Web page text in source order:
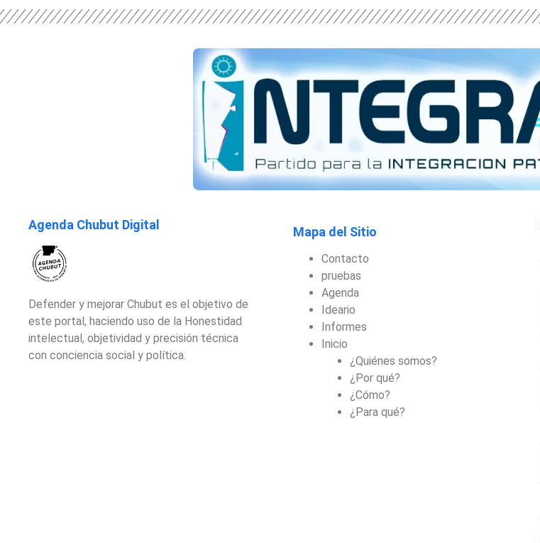
Agenda Chubut Digital
Defender y mejorar Chubut es el objetivo de
este portal, haciendo uso de la Honestidad
intelectual, objetividad y precisión técnica
con conciencia social y política.
Mapa del Sitio
Contacto
pruebas
Agenda
Ideario
Informes
Inicio
¿Quiénes somos?
¿Por qué?
¿Cómo?
¿Para qué?